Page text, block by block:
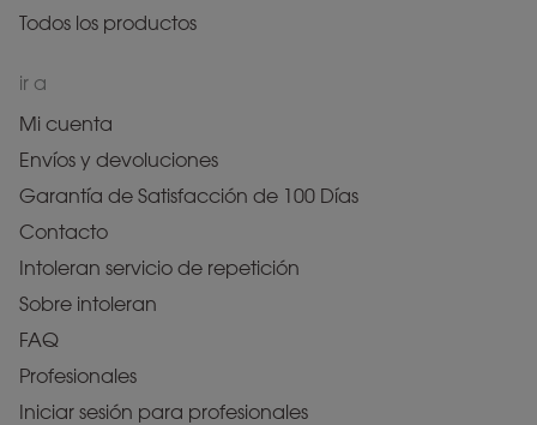
Todos los productos
ir a
Mi cuenta
Envíos y devoluciones
Garantía de Satisfacción de 100 Días
Contacto
Intoleran servicio de repetición
Sobre intoleran
FAQ
Profesionales
Iniciar sesión para profesionales